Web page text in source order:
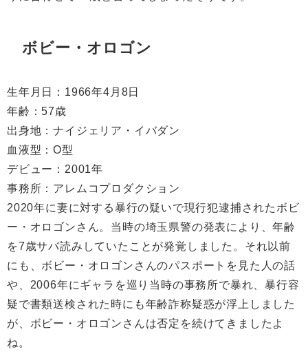
ボビー・オロゴン
生年月日： 1966年4 月 8日
年齢：57歳
出身地：ナイジェリア・イバダン
血液型：O型
デビュー： 2001年
事務所：アレムコプロダクション
2020年に妻に対する暴行の疑いで現行犯逮捕されたボビ
ー・オロゴンさん。当時の埼玉県警の発表により、年齢
を7歳サバ読みしていたことが発覚しました。それ以前
にも、ボビー・オロゴンさんのパスポートを見た人の話
や、 2006年にギャラを巡り当時の事務所で暴れ、暴行容
疑で書類送検された時にも年齢詐称疑惑が浮上しました
が、ボビー・オロゴンさんは否定を続けてきましたよ
ね。